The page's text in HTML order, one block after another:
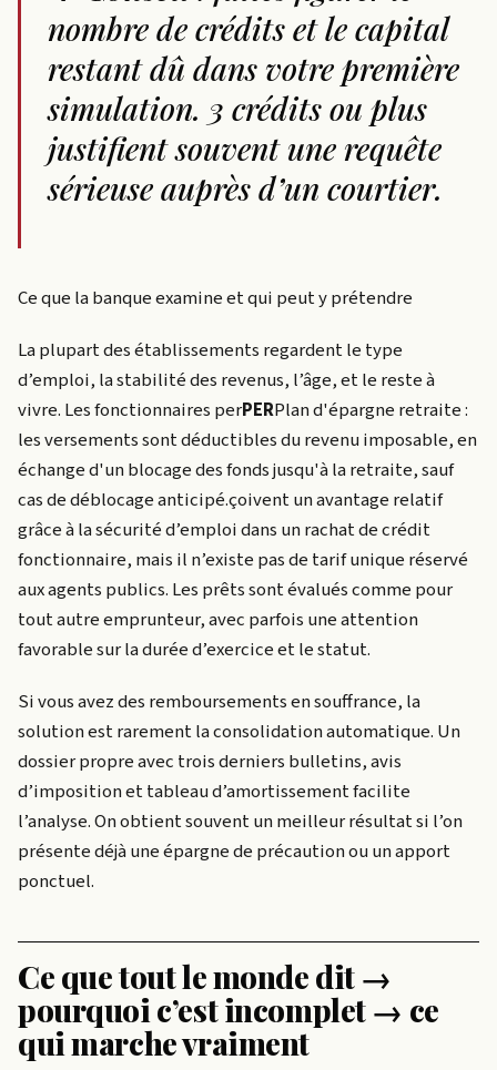
nombre de crédits et le capital
restant dû dans votre première
simulation. 3 crédits ou plus
justifient souvent une requête
sérieuse auprès d’un courtier.
Ce que la banque examine et qui peut y prétendre
La plupart des établissements regardent le type
d’emploi, la stabilité des revenus, l’âge, et le reste à
vivre. Les fonctionnaires perPERPlan d'épargne retraite :
les versements sont déductibles du revenu imposable, en
échange d'un blocage des fonds jusqu'à la retraite, sauf
cas de déblocage anticipé.çoivent un avantage relatif
grâce à la sécurité d’emploi dans un rachat de crédit
fonctionnaire, mais il n’existe pas de tarif unique réservé
aux agents publics. Les prêts sont évalués comme pour
tout autre emprunteur, avec parfois une attention
favorable sur la durée d’exercice et le statut.
Si vous avez des remboursements en souffrance, la
solution est rarement la consolidation automatique. Un
dossier propre avec trois derniers bulletins, avis
d’imposition et tableau d’amortissement facilite
l’analyse. On obtient souvent un meilleur résultat si l’on
présente déjà une épargne de précaution ou un apport
ponctuel.
Ce que tout le monde dit →
pourquoi c’est incomplet → ce
qui marche vraiment